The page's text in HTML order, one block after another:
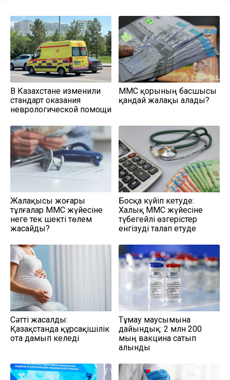
В Казахстане изменили
стандарт оказания
неврологической помощи
МӘМС қорының басшысы
қандай жалақы алады?
Жалақысы жоғары
тұлғалар МӘМС жүйесіне
неге тек шекті төлем
жасайды?
Босқа күйіп кетуде:
Халық МӘМС жүйесіне
түбегейлі өзгерістер
енгізуді талап етуде
Сәтті жасалды:
Қазақстанда құрсақішілік
ота дамып келеді
Тұмау маусымына
дайындық: 2 млн 200
мың вакцина сатып
алынды